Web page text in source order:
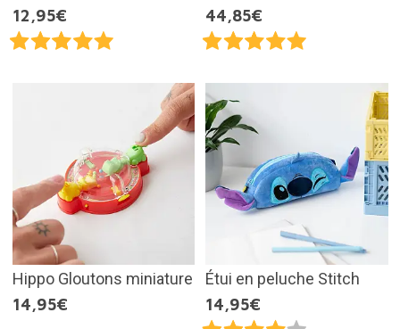
12,95€
44,85€
Hippo Gloutons miniature
14,95€
Étui en peluche Stitch
14,95€